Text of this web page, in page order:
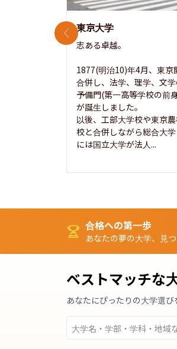
東京大学
志ある卓越。
1877(明治10)年4月、東
合併し、法学、理学、文
予備門(第一高等学校の前
が誕生しました。
以後、工部大学校や東京
校と合併しながら総合大
には国立大学が法人...
前のスライド
合格への第一歩
あなたの夢の大学、見つ
ベストマッチな
あなたにぴったりの大学選